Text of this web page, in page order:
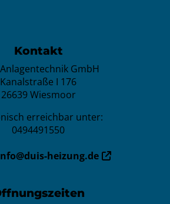
Kontakt
GmbH
Kanalstraße I 176
26639 Wiesmoor
erreichbar unter:
0494491550
heizung.de